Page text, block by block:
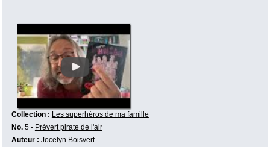
Collection : Les superhéros de ma famille
No.5 - Prévert pirate de l'air
Auteur : Jocelyn Boisvert